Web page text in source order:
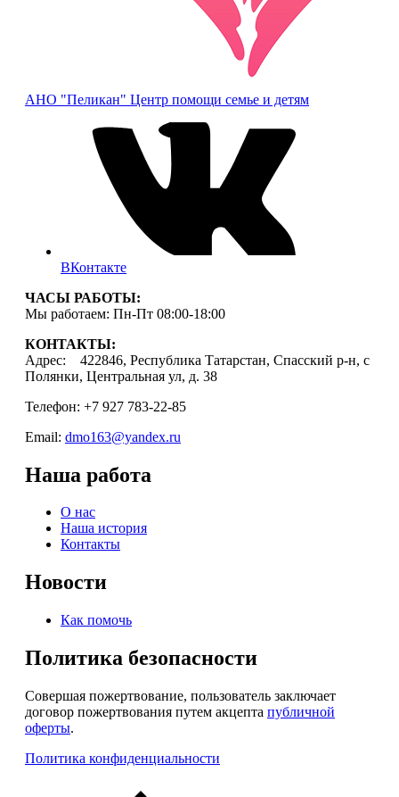
АНО "Пеликан" Центр помощи семье и детям
ВКонтакте
ЧАСЫ РАБОТЫ:
Мы работаем: Пн-Пт 08:00-18:00
КОНТАКТЫ:
Адрес: 422846, Республика Татарстан, Спасский р-н, с
Полянки, Центральная ул, д. 38
Телефон: +7 927 783-22-85
Email: dmo163@yandex.ru
Наша работа
О нас
Наша история
Контакты
Новости
Как помочь
Политика безопасности
Совершая пожертвование, пользователь заключает
договор пожертвования путем акцепта публичной
оферты.
Политика конфиденциальности